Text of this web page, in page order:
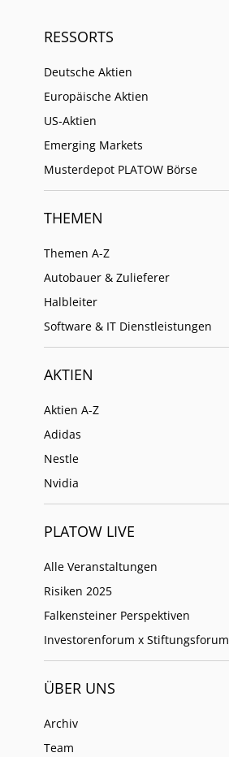
RESSORTS
Deutsche Aktien
Europäische Aktien
US-Aktien
Emerging Markets
Musterdepot PLATOW Börse
THEMEN
Themen A-Z
Autobauer & Zulieferer
Halbleiter
Software & IT Dienstleistungen
AKTIEN
Aktien A-Z
Adidas
Nestle
Nvidia
PLATOW LIVE
Alle Veranstaltungen
Risiken 2025
Falkensteiner Perspektiven
Investorenforum x Stiftungsforum
ÜBER UNS
Archiv
Team